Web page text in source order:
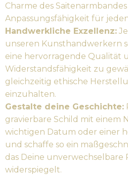
Charme des
Anpassungsfähigkeit für
Handwerkliche Exzellenz:
unseren Kunsthandwerkern
eine hervorragende Qualität
Widerstandsfähigkeit zu
gleichzeitig ethische
einzuhalten.
Gestalte deine Geschichte:
gravierbare Schild mit einem
wichtigen Datum oder einer
und schaffe so ein
das Deine unverwechselbare
widerspiegelt.